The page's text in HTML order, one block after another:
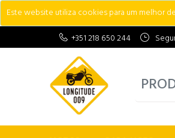
Este website utiliza cookies para um melhor
+351 218 650 244